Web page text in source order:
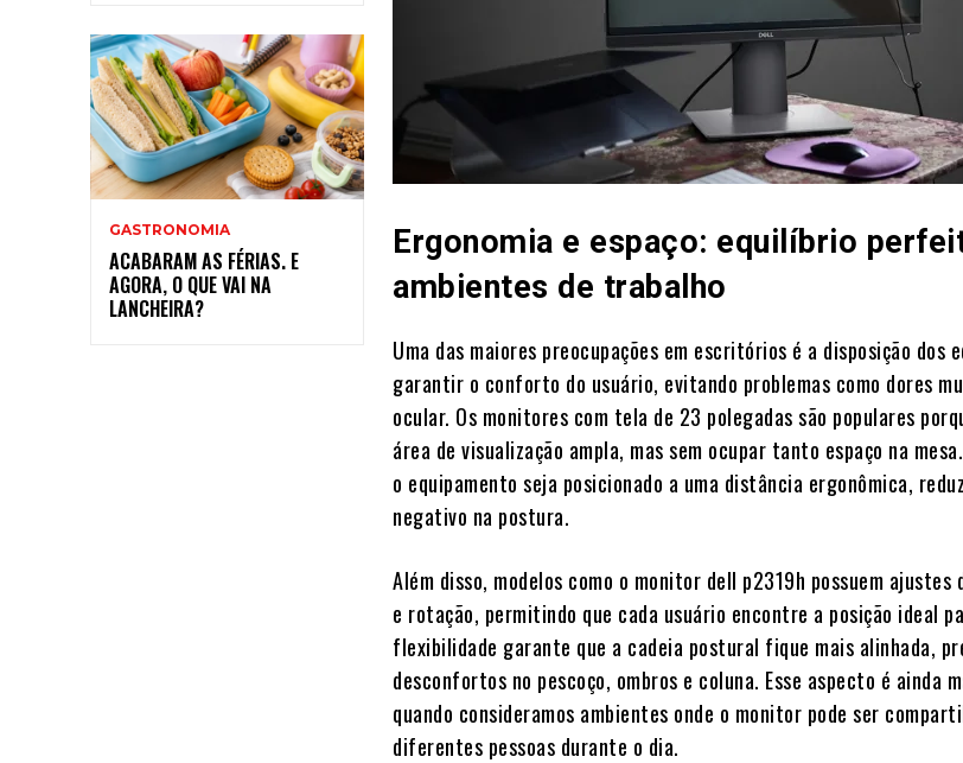
GASTRONOMIA
ACABARAM AS FÉRIAS. E
AGORA, O QUE VAI NA
LANCHEIRA?
Ergonomia e espaço: equilíbrio
ambientes de trabalho
Uma das maiores preocupações em escritórios é a disposição dos
garantir o conforto do usuário, evitando problemas como dores
ocular. Os monitores com tela de 23 polegadas são populares
área de visualização ampla, mas sem ocupar tanto espaço na
o equipamento seja posicionado a uma distância ergonômica,
negativo na postura.
Além disso, modelos como o monitor dell p2319h possuem
e rotação, permitindo que cada usuário encontre a posição ideal
flexibilidade garante que a cadeia postural fique mais alinhada,
desconfortos no pescoço, ombros e coluna. Esse aspecto é ainda
quando consideramos ambientes onde o monitor pode ser
diferentes pessoas durante o dia.